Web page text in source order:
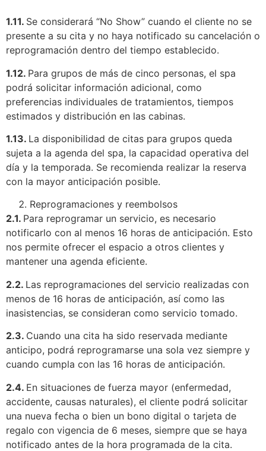
1.11. Se considerará “No Show” cuando el cliente no se
presente a su cita y no haya notificado su cancelación o
reprogramación dentro del tiempo establecido.
1.12. Para grupos de más de cinco personas, el spa
podrá solicitar información adicional, como
preferencias individuales de tratamientos, tiempos
estimados y distribución en las cabinas.
1.13. La disponibilidad de citas para grupos queda
sujeta a la agenda del spa, la capacidad operativa del
día y la temporada. Se recomienda realizar la reserva
con la mayor anticipación posible.
Reprogramaciones y reembolsos
2.1. Para reprogramar un servicio, es necesario
notificarlo con al menos 16 horas de anticipación. Esto
nos permite ofrecer el espacio a otros clientes y
mantener una agenda eficiente.
2.2. Las reprogramaciones del servicio realizadas con
menos de 16 horas de anticipación, así como las
inasistencias, se consideran como servicio tomado.
2.3. Cuando una cita ha sido reservada mediante
anticipo, podrá reprogramarse una sola vez siempre y
cuando cumpla con las 16 horas de anticipación.
2.4. En situaciones de fuerza mayor (enfermedad,
accidente, causas naturales), el cliente podrá solicitar
una nueva fecha o bien un bono digital o tarjeta de
regalo con vigencia de 6 meses, siempre que se haya
notificado antes de la hora programada de la cita.